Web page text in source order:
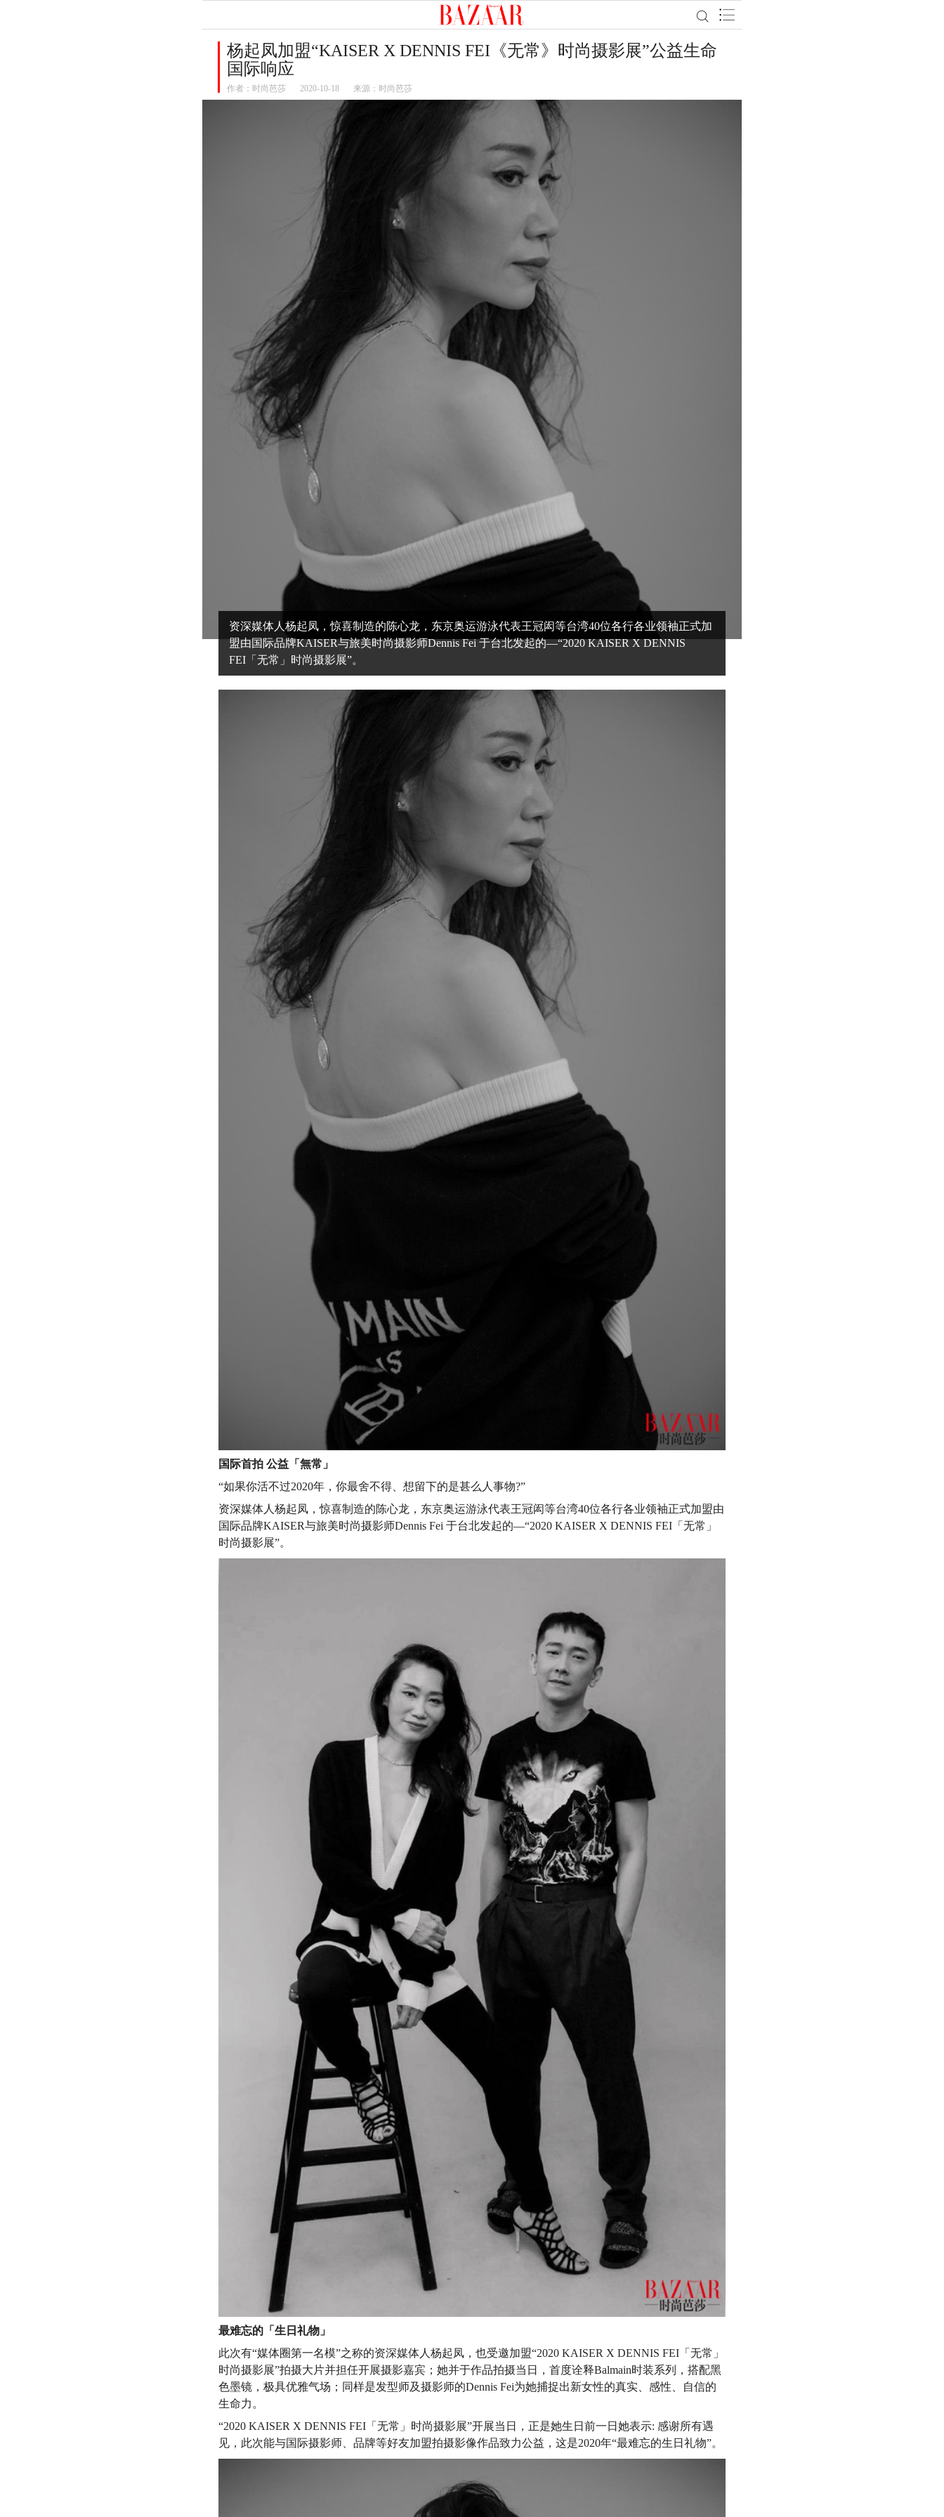
杨起凤加盟“KAISER X DENNIS FEI《无常》时尚摄影展”公益生命
国际响应
作者： 时尚芭莎 2020-10-18 来源：时尚芭莎
资深媒体人杨起凤，惊喜制造的陈心龙，东京奥运游泳代表王冠闳等台湾40位各行各业领袖正式加
盟由国际品牌KAISER与旅美时尚摄影师Dennis Fei 于台北发起的―“2020 KAISER X DENNIS
FEI「无常」时尚摄影展”。
国际首拍 公益「無常」
“如果你活不过2020年，你最舍不得、想留下的是甚么人事物?”
资深媒体人杨起凤，惊喜制造的陈心龙，东京奥运游泳代表王冠闳等台湾40位各行各业领袖正式加盟由
国际品牌KAISER与旅美时尚摄影师Dennis Fei于台北发起的―“2020 KAISER X DENNIS FEI 「无常」
时尚摄影展”。
最难忘的「生日礼物」
此次有“媒体圈第一名模”之称的资深媒体人杨起凤，也受邀加盟“2020 KAISER X DENNIS FEI 「无常」
时尚摄影展”拍摄大片并担任开展摄影嘉宾；她并于作品拍摄当日，首度诠释Balmain时装系列，搭配黑
色墨镜，极具优雅气场；同样是发型师及摄影师的Dennis Fei为她捕捉出新女性的真实、感性、自信的
生命力。
“2020 KAISER X DENNIS FEI 「无常」时尚摄影展”开展当日，正是她生日前一日她表示: 感谢所有遇
见，此次能与国际摄影师、品牌等好友加盟拍摄影像作品致力公益，这是2020年“最难忘的生日礼物”。